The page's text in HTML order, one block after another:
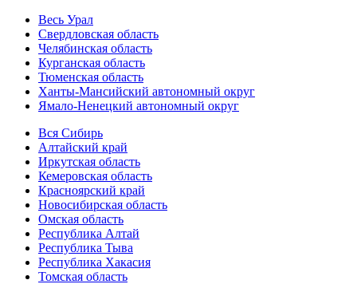
Весь Урал
Свердловская область
Челябинская область
Курганская область
Тюменская область
Ханты-Мансийский автономный округ
Ямало-Ненецкий автономный округ
Вся Сибирь
Алтайский край
Иркутская область
Кемеровская область
Красноярский край
Новосибирская область
Омская область
Республика Алтай
Республика Тыва
Республика Хакасия
Томская область